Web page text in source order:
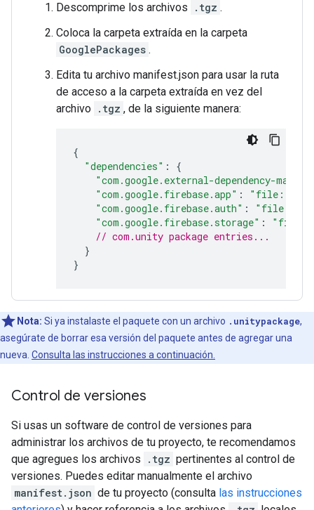
Descomprime los archivos .tgz .
Coloca la carpeta extraída en la carpeta
GooglePackages .
Edita tu archivo manifest.json para usar la ruta
de acceso a la carpeta extraída en vez del
archivo .tgz , de la siguiente manera:
{
"dependencies" :
{
"com.google.external-dependency-
"com.google.firebase.app" :
"file:../
"com.google.firebase.auth" :
"file:../
"com.google.firebase.storage" :
"file:../
// com.unity package entries...
}
}
Nota: Si ya instalaste el paquete con un archivo .unitypackage,
asegúrate de borrar esa versión del paquete antes de agregar una
nueva. Consulta las instrucciones a continuación.
Control de versiones
Si usas un software de control de versiones para
administrar los archivos de tu proyecto, te recomendamos
que agregues los archivos
.tgz pertinentes al control de
versiones. Puedes editar manualmente el archivo
manifest.json de tu proyecto (consulta las instrucciones